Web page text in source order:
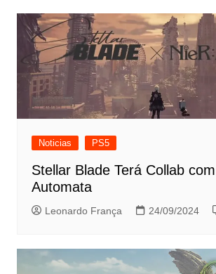
Post
Noticias PS5
Stellar Blade Terá Collab
Automata
Leonardo França 24/09/2024